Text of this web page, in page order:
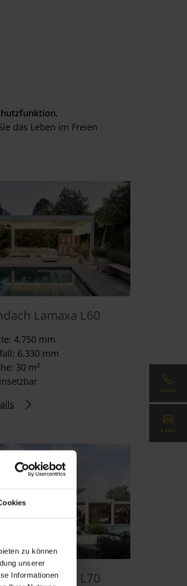
zu können
unserer
Informationen
,
das Leben im Freien
Lamaxa L60
4.750 mm
6.330 mm
30 m²
Lamaxa L70
Telefon
E-Mail